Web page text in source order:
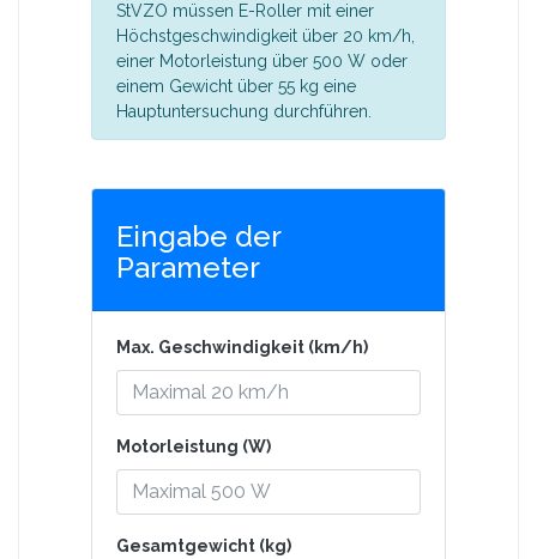
StVZO müssen E-Roller mit einer
Höchstgeschwindigkeit über 20 km/h,
einer Motorleistung über 500 W oder
einem Gewicht über 55 kg eine
Hauptuntersuchung durchführen.
Eingabe der
Parameter
Max. Geschwindigkeit (km/h)
Motorleistung (W)
Gesamtgewicht (kg)